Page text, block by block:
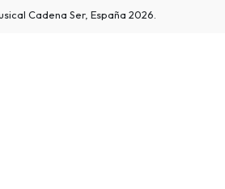
Cadena Ser, España 2026.